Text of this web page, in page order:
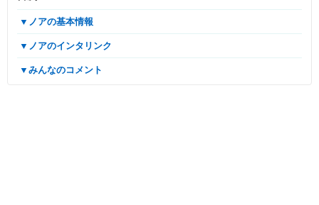
▼ノアの基本情報
▼ノアのインタリンク
▼みんなのコメント